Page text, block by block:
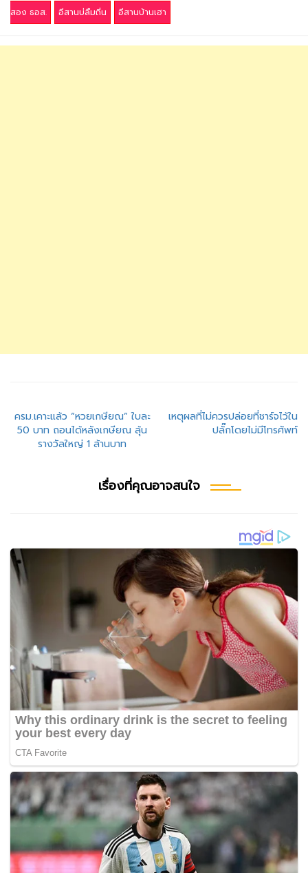
สอง ธอส.
อีสานบ่ลืมถิ่น อีสานบ้านเฮา
แนะแนว
เรื่อง
ครม.เคาะแล้ว “หวยเกษียณ” ใบละ
50 บาท ถอนได้หลังเกษียณ ลุ้น
รางวัลใหญ่ 1 ล้านบาท
เหตุผลที่ไม่ควรปล่อยที่ชาร์จไว้ใน
ปลั๊กโดยไม่มีโทรศัพท์
เรื่องที่คุณอาจสนใจ